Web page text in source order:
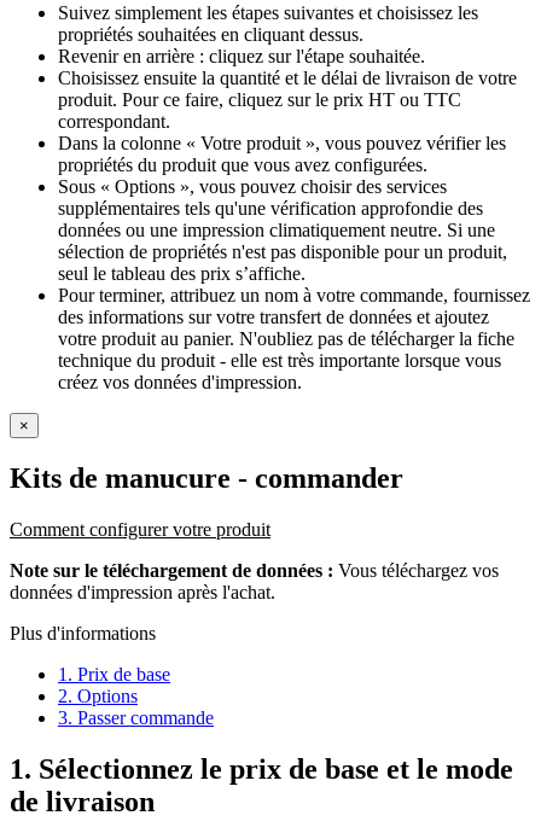
Suivez simplement les étapes suivantes et choisissez les
propriétés souhaitées en cliquant dessus.
Revenir en arrière : cliquez sur l'étape souhaitée.
Choisissez ensuite la quantité et le délai de livraison de votre
produit. Pour ce faire, cliquez sur le prix HT ou TTC
correspondant.
Dans la colonne « Votre produit », vous pouvez vérifier les
propriétés du produit que vous avez configurées.
Sous « Options », vous pouvez choisir des services
supplémentaires tels qu'une vérification approfondie des
données ou une impression climatiquement neutre. Si une
sélection de propriétés n'est pas disponible pour un produit,
seul le tableau des prix s’affiche.
Pour terminer, attribuez un nom à votre commande, fournissez
des informations sur votre transfert de données et ajoutez
votre produit au panier. N'oubliez pas de télécharger la fiche
technique du produit - elle est très importante lorsque vous
créez vos données d'impression.
×
Kits de manucure - commander
Comment configurer votre produit
Note sur le téléchargement de données : Vous téléchargez vos
données d'impression après l'achat.
Plus d'informations
1. Prix de base
2. Options
3. Passer commande
1. Sélectionnez le prix de base et le mode
de livraison